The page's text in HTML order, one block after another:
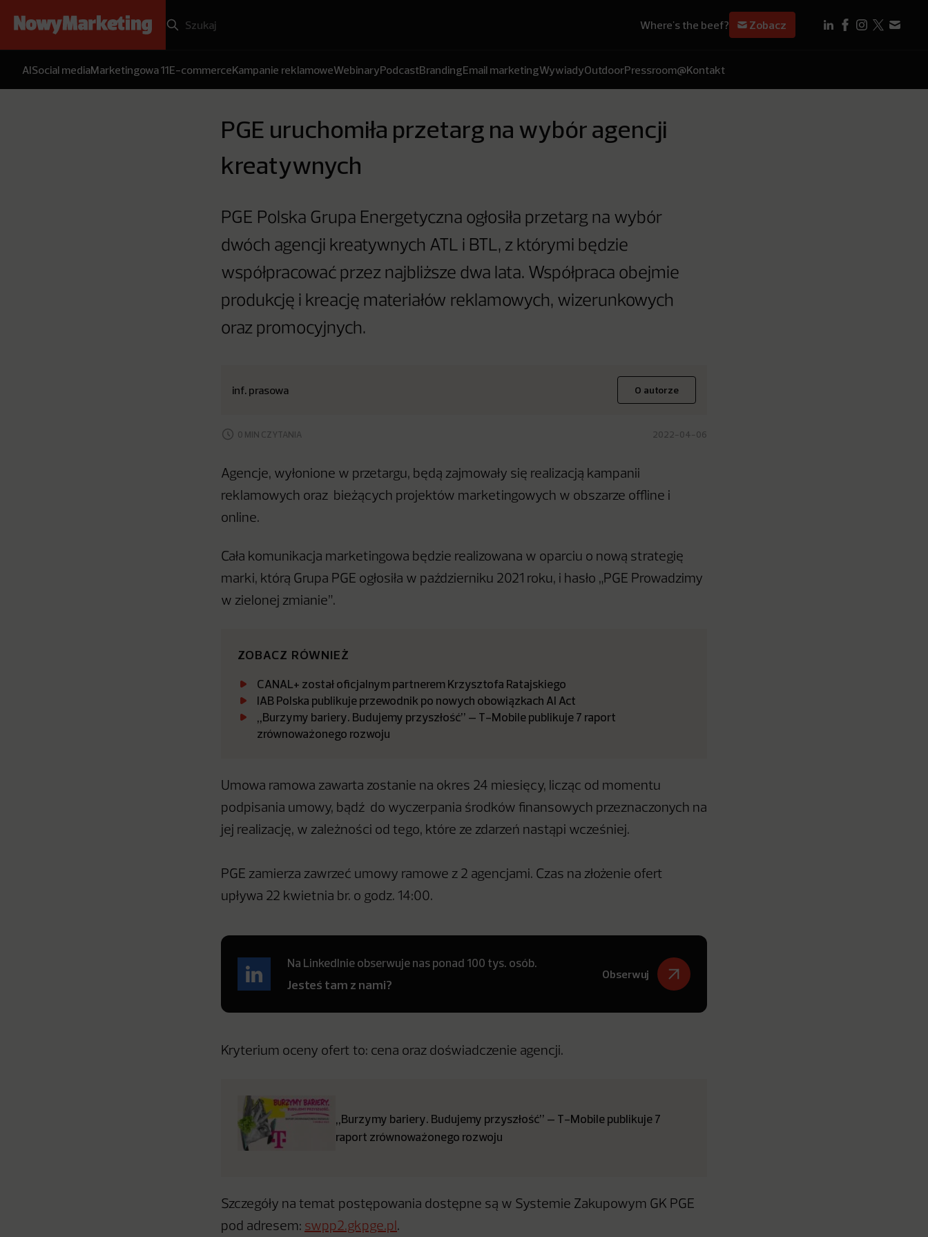
Where's the beef? Zobacz
AISocial mediaMarketingowa 11E-commerceKampanie reklamoweWebinaryPodcastBrandingEmail marketingWywiadyOutdoorPressroom@Kontakt
PGE uruchomiła przetarg na wybór agencji
kreatywnych
PGE Polska Grupa Energetyczna ogłosiła przetarg na wybór
dwóch agencji kreatywnych ATL i BTL, z którymi będzie
współpracować przez najbliższe dwa lata. Współpraca obejmie
produkcję i kreację materiałów reklamowych, wizerunkowych
oraz promocyjnych.
inf. prasowa O autorze
0 MIN CZYTANIA 2022-04-06
Agencje, wyłonione w przetargu, będą zajmowały się realizacją kampanii
reklamowych oraz bieżących projektów marketingowych w obszarze offline i
online.
Cała komunikacja marketingowa będzie realizowana w oparciu o nową strategię
marki, którą Grupa PGE ogłosiła w październiku 2021 roku, i hasło „PGE Prowadzimy
w zielonej zmianie”.
ZOBACZ RÓWNIEŻ
CANAL+ został oficjalnym partnerem Krzysztofa Ratajskiego
IAB Polska publikuje przewodnik po nowych obowiązkach AI Act
„Burzymy bariery. Budujemy przyszłość” – T-Mobile publikuje 7 raport
zrównoważonego rozwoju
Umowa ramowa zawarta zostanie na okres 24 miesięcy, licząc od momentu
podpisania umowy, bądź do wyczerpania środków finansowych przeznaczonych na
jej realizację, w zależności od tego, które ze zdarzeń nastąpi wcześniej.
PGE zamierza zawrzeć umowy ramowe z 2 agencjami. Czas na złożenie ofert
upływa 22 kwietnia br. o godz. 14:00.
Na LinkedInie obserwuje nas ponad 100 tys. osób.
Jesteś tam z nami?
Obserwuj
Kryterium oceny ofert to: cena oraz doświadczenie agencji.
„Burzymy bariery. Budujemy przyszłość” – T-Mobile publikuje 7
raport zrównoważonego rozwoju
Szczegóły na temat postępowania dostępne są w Systemie Zakupowym GK PGE
pod adresem: swpp2.gkpge.pl .